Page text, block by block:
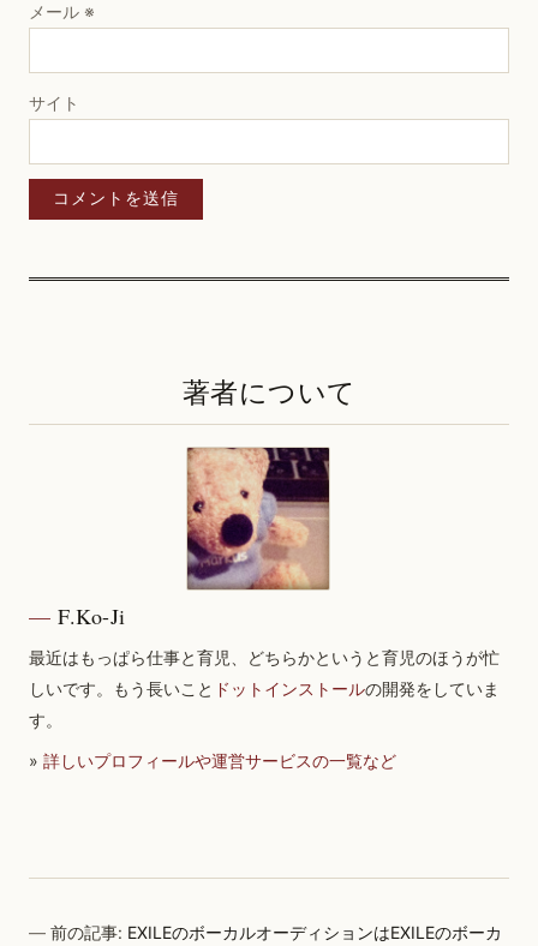
メール ※
サイト
著者について
F.Ko-Ji
最近はもっぱら仕事と育児、どちらかというと育児のほうが忙
しいです。もう長いこと ドットインストールの開発をしていま
す。
» 詳しいプロフィールや運営サービスの一覧など
前の記事: EXILEのボーカルオーディションはEXILEのボーカ